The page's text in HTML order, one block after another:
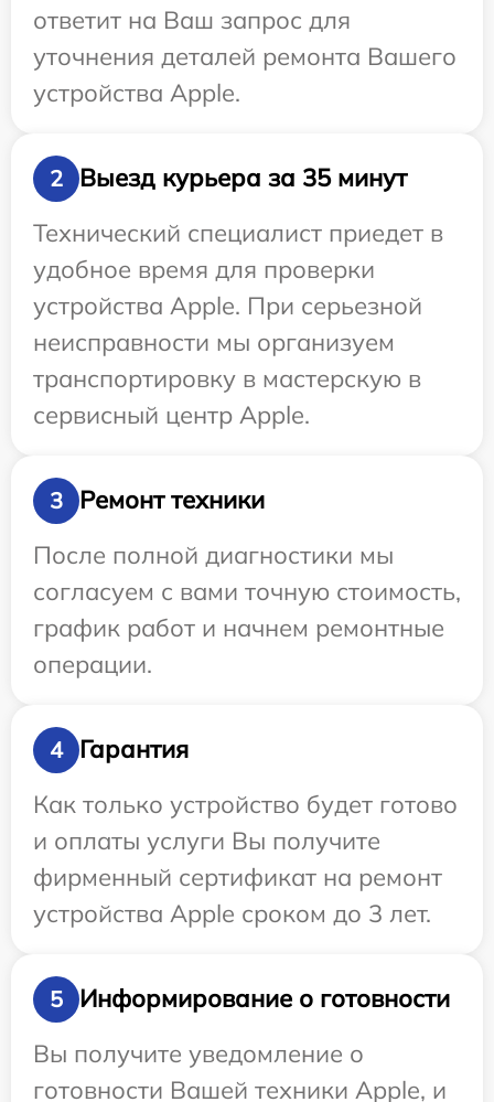
ответит на Ваш запрос для
уточнения деталей ремонта Вашего
устройства Apple.
2
Выезд курьера за 35 минут
Технический специалист приедет в
удобное время для проверки
устройства Apple. При серьезной
неисправности мы организуем
транспортировку в мастерскую в
сервисный центр Apple.
3
Ремонт техники
После полной диагностики мы
согласуем с вами точную стоимость,
график работ и начнем ремонтные
операции.
4
Гарантия
Как только устройство будет готово
и оплаты услуги Вы получите
фирменный сертификат на ремонт
устройства Apple сроком до 3 лет.
5
Информирование о готовности
Вы получите уведомление о
готовности Вашей техники Apple, и